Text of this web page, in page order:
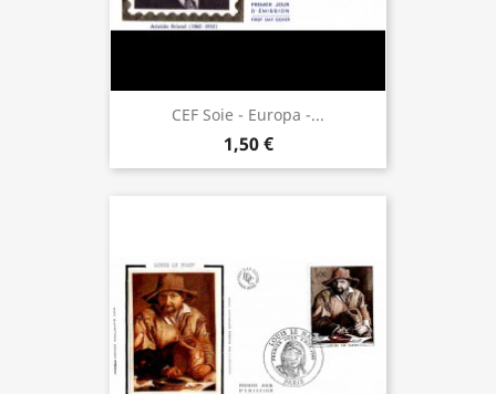
CEF Soie - Europa -...
1,50 €